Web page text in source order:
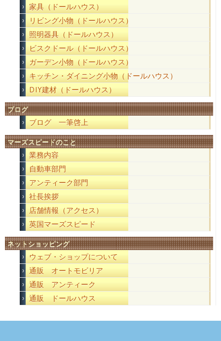
家具（ドールハウス）
リビング小物（ドールハウス）
照明器具（ドールハウス）
ビスクドール（ドールハウス）
ガーデン小物（ドールハウス）
キッチン・ダイニング小物（ドールハウス）
DIY建材（ドールハウス）
ブログ
ブログ 一筆啓上
マーズスピードのこと
業務内容
自動車部門
アンティーク部門
社長挨拶
店舗情報（アクセス）
英国マーズスピード
ネットショッピング
ウェブ・ショップについて
通販 オートモビリア
通販 アンティーク
通販 ドールハウス